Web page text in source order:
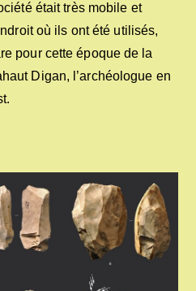
était très mobile et
où ils ont été utilisés,
pour cette époque de la
Digan, l’archéologue en